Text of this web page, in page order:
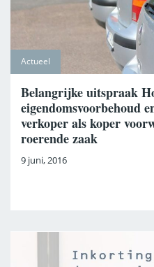
Actueel
Belangrijke uitspraak
eigendomsvoorbehoud
verkoper als koper
roerende zaak
9 juni, 2016